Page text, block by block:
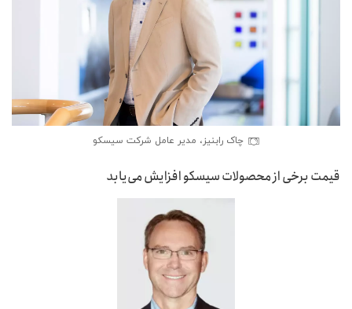
چاک رابنیز، مدیر عامل شرکت سیسکو
قیمت برخی از محصولات سیسکو افزایش می‌یابد